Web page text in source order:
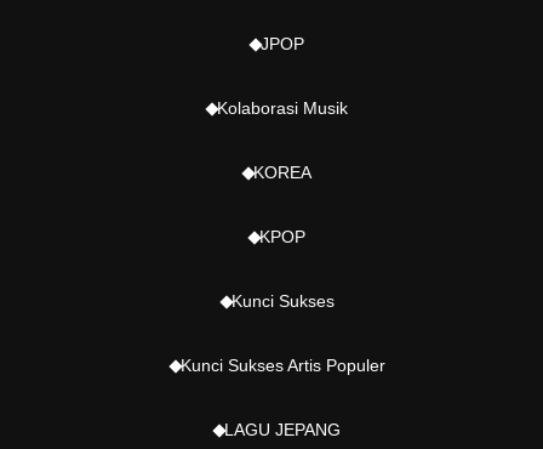
JPOP
Kolaborasi Musik
KOREA
KPOP
Kunci Sukses
Kunci Sukses Artis Populer
LAGU JEPANG